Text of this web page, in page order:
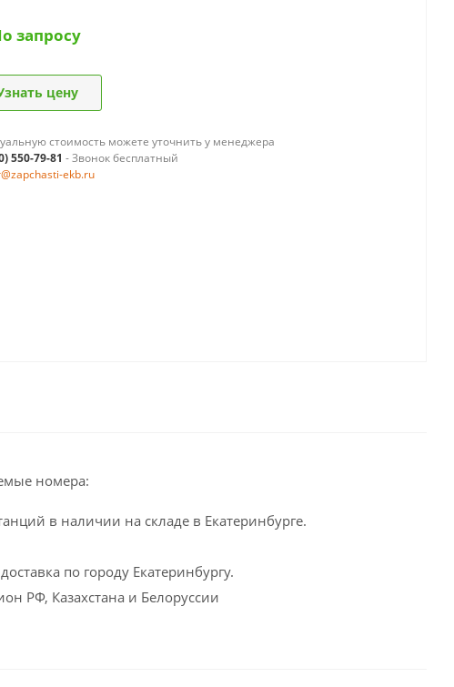
запросу
цену
стоимость можете уточнить у менеджера
550-79-81 - Звонок бесплатный
ekb.ru
номера:
в наличии на складе в Екатеринбурге.
по городу Екатеринбургу.
РФ, Казахстана и Белоруссии